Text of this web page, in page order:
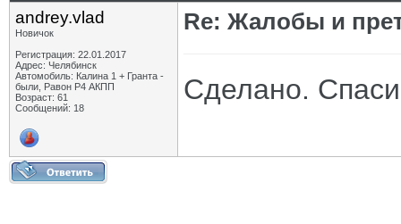
andrey.vlad
Новичок
Регистрация: 22.01.2017
Адрес: Челябинск
Автомобиль: Калина 1 + Гранта -
были, Равон Р4 АКПП
Возраст: 61
Сообщений: 18
Re: Жалобы и
Сделано.